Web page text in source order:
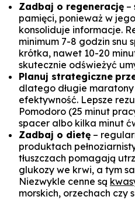
Zadbaj o regenerację –
pamięci, ponieważ w
konsoliduje informacje.
minimum 7-8 godzin snu
krótka, nawet 10-20
skutecznie odświeżyć
Planuj strategiczne
dlatego długie
efektywność. Lepsze
Pomodoro (25 minut
spacer albo kilka minut
Zadbaj o dietę –
produktach
tłuszczach pomagają
glukozy we krwi, a tym
Niezwykle cenne są
morskich, orzechach czy